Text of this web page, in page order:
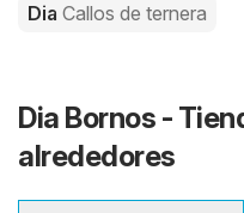
Dia Callos de ternera
Dia Bornos -
alrededores